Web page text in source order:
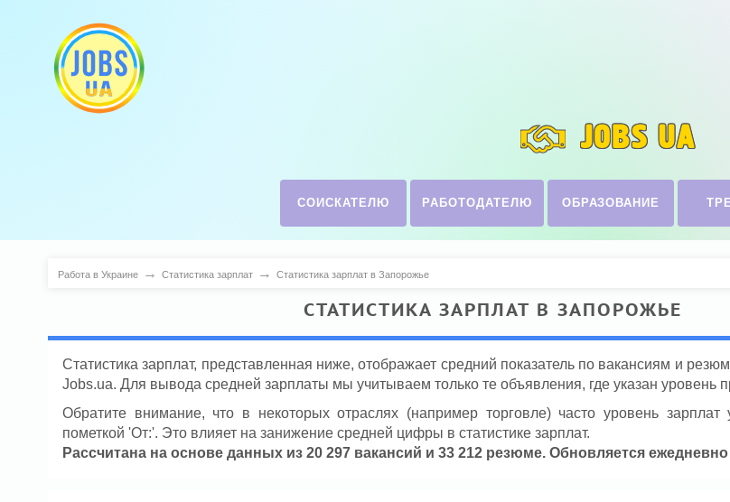
JOBS UA
СОИСКАТЕЛЮ РАБОТОДАТЕЛЮ ОБРАЗОВАНИЕ
Работа в Украине → Статистика зарплат → Статистика зарплат в Запорожье
СТАТИСТИКА ЗАРПЛАТ В ЗАПОРОЖЬЕ
Статистика зарплат, представленная ниже, отображает средний показатель по вакансиям и
Jobs.ua. Для вывода средней зарплаты мы учитываем только те объявления, где указан уровень
Обратите внимание, что в некоторых отраслях (например торговле) часто уровень
пометкой 'От:'. Это влияет на занижение средней цифры в статистике зарплат.
Рассчитана на основе данных из 20 297 вакансий и 33 212 резюме. Обновляется ежедневно